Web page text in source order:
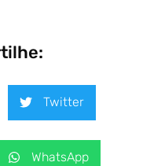
Twitter
WhatsApp